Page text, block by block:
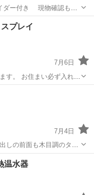
物確認もご
レームノーリターンでお
具 デスク
プレイ
7月6日
す。 お住まい必ず入れて
て頂きます。
用家具
7月4日
しの前面も木目調のタイ
ズは画像最後にあります
用家具
温水器